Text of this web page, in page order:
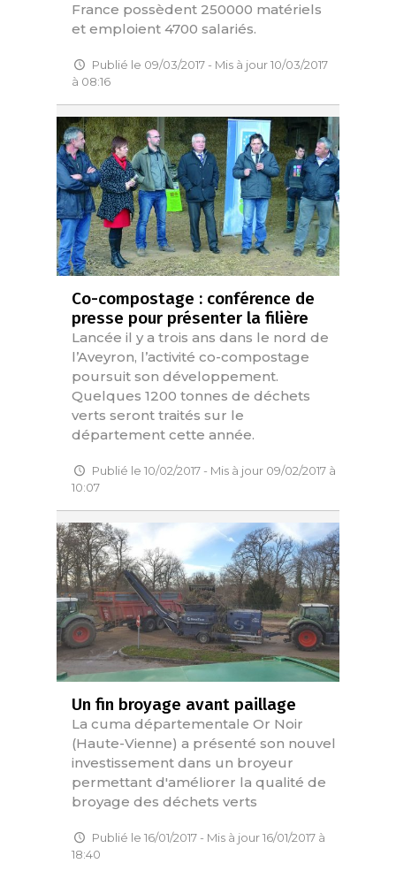
France possèdent 250000 matériels
et emploient 4700 salariés.
Publié le 09/03/2017 - Mis à jour 10/03/2017
à 08:16
Co-compostage : conférence de
presse pour présenter la filière
Lancée il y a trois ans dans le nord de
l’Aveyron, l’activité co-compostage
poursuit son développement.
Quelques 1200 tonnes de déchets
verts seront traités sur le
département cette année.
Publié le 10/02/2017 - Mis à jour 09/02/2017 à
10:07
Un fin broyage avant paillage
La cuma départementale Or Noir
(Haute-Vienne) a présenté son nouvel
investissement dans un broyeur
permettant d'améliorer la qualité de
broyage des déchets verts
Publié le 16/01/2017 - Mis à jour 16/01/2017 à
18:40